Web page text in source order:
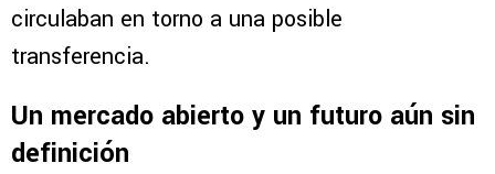
circulaban en torno a una posible
transferencia.
Un mercado abierto y un futuro aún sin
definición